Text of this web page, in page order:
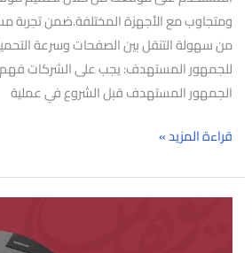
ومتجاوب مع الأجهزة المختلفة.ضمن تجربة
من سهولة التنقل بين الصفحات وسرعة
للجمهور المستهدف: يجب على الشركات فهم
الجمهور المستهدف قبل الشروع في عملية
قراءة المزيد »